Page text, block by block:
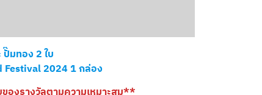
มทอง 2 ใบ
Festival 2024 1 กล่อง